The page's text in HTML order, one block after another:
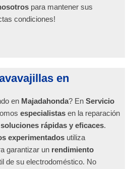
para mantener sus
condiciones!
en
en Majadahonda? En Servicio
especialistas en la reparación
soluciones rápidas y eficaces.
experimentados utiliza
garantizar un rendimiento
de su electrodoméstico. No